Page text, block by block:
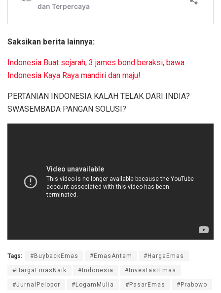
Saksikan berita lainnya:
Indonesia Buat sejarah, 3 james bond beraksi, bawa
Indonesia Kaya Raya mandiri dan maju!
PERTANIAN INDONESIA KALAH TELAK DARI INDIA?
SWASEMBADA PANGAN SOLUSI?
Tags: #BuybackEmas #EmasAntam #HargaEmas
#HargaEmasNaik #Indonesia #InvestasiEmas
#JurnalPelopor #LogamMulia #PasarEmas #Prabowo